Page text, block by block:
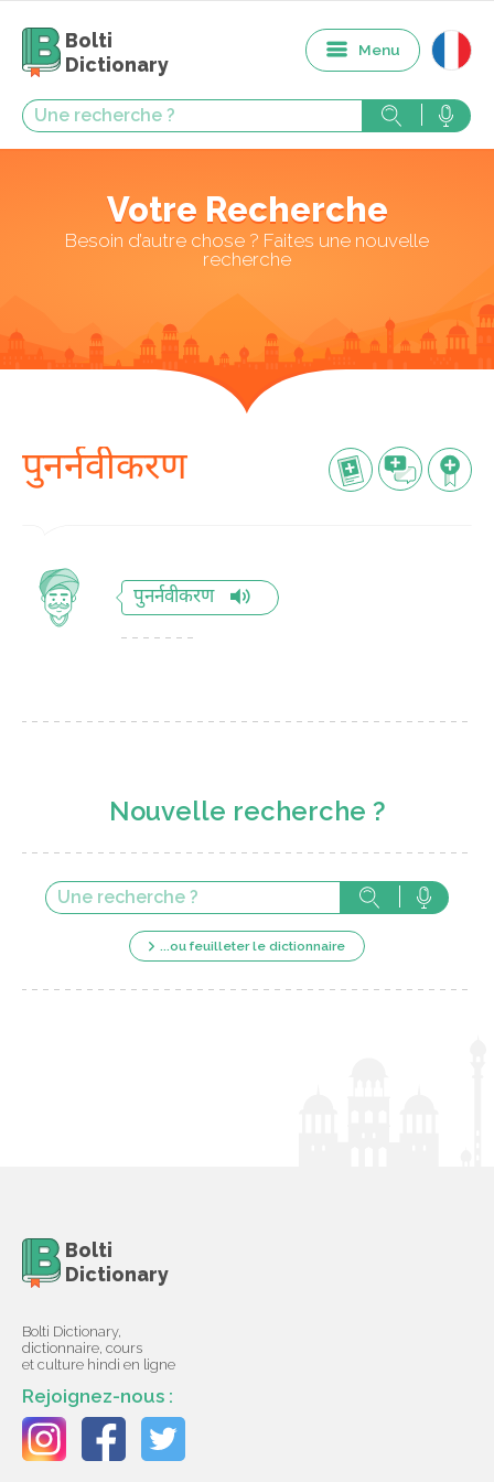
Bolti
Dictionary
Menu
Votre Recherche
Besoin d’autre chose ? Faites une nouvelle
recherche
पुनर्नवीकरण
पुनर्नवीकरण
Nouvelle recherche ?
...ou feuilleter le dictionnaire
Bolti
Dictionary
Bolti Dictionary,
dictionnaire, cours
et culture hindi en ligne
Rejoignez-nous :